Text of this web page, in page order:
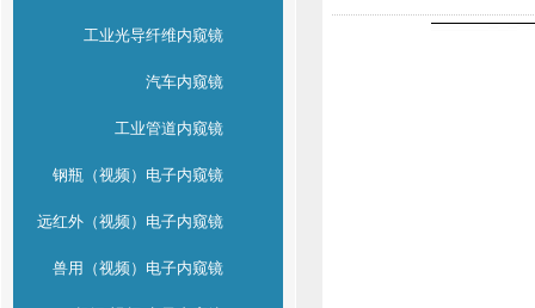
工业光导纤维内窥镜
汽车内窥镜
工业管道内窥镜
钢瓶（视频）电子内窥镜
远红外（视频）电子内窥镜
兽用（视频）电子内窥镜